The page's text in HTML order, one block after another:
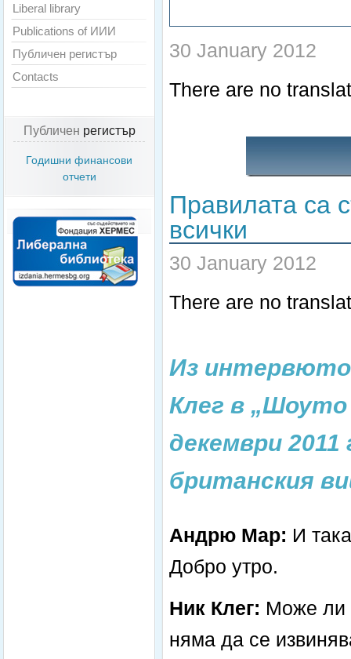
30 January 2012
There are no
Правилата са
всички
30 January 2012
There are no
Из интервюто
Клег в
декември
британския
Андрю Мар: И
Добро утро.
Ник Клег: Може ли
няма да се
Liberal library
Publications of ИИИ
Публичен регистър
Contacts
Публичен регистър
Годишни финансови
отчети